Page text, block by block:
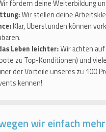
fördern deine Weiterbildung
Wir stellen deine
Klar, Überstunden können
Leben leichter:Wir achten
zu Top-Konditionen) und
der Vorteile unseres zu 100
kennen!
wir einfach